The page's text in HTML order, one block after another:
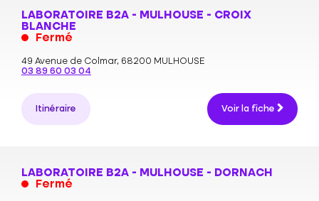
LABORATOIRE B2A - MULHOUSE - CROIX
BLANCHE
Fermé
49 Avenue de Colmar, 68200 MULHOUSE
03 89 60 03 04
Itinéraire Voir la fiche
LABORATOIRE B2A - MULHOUSE - DORNACH
Fermé